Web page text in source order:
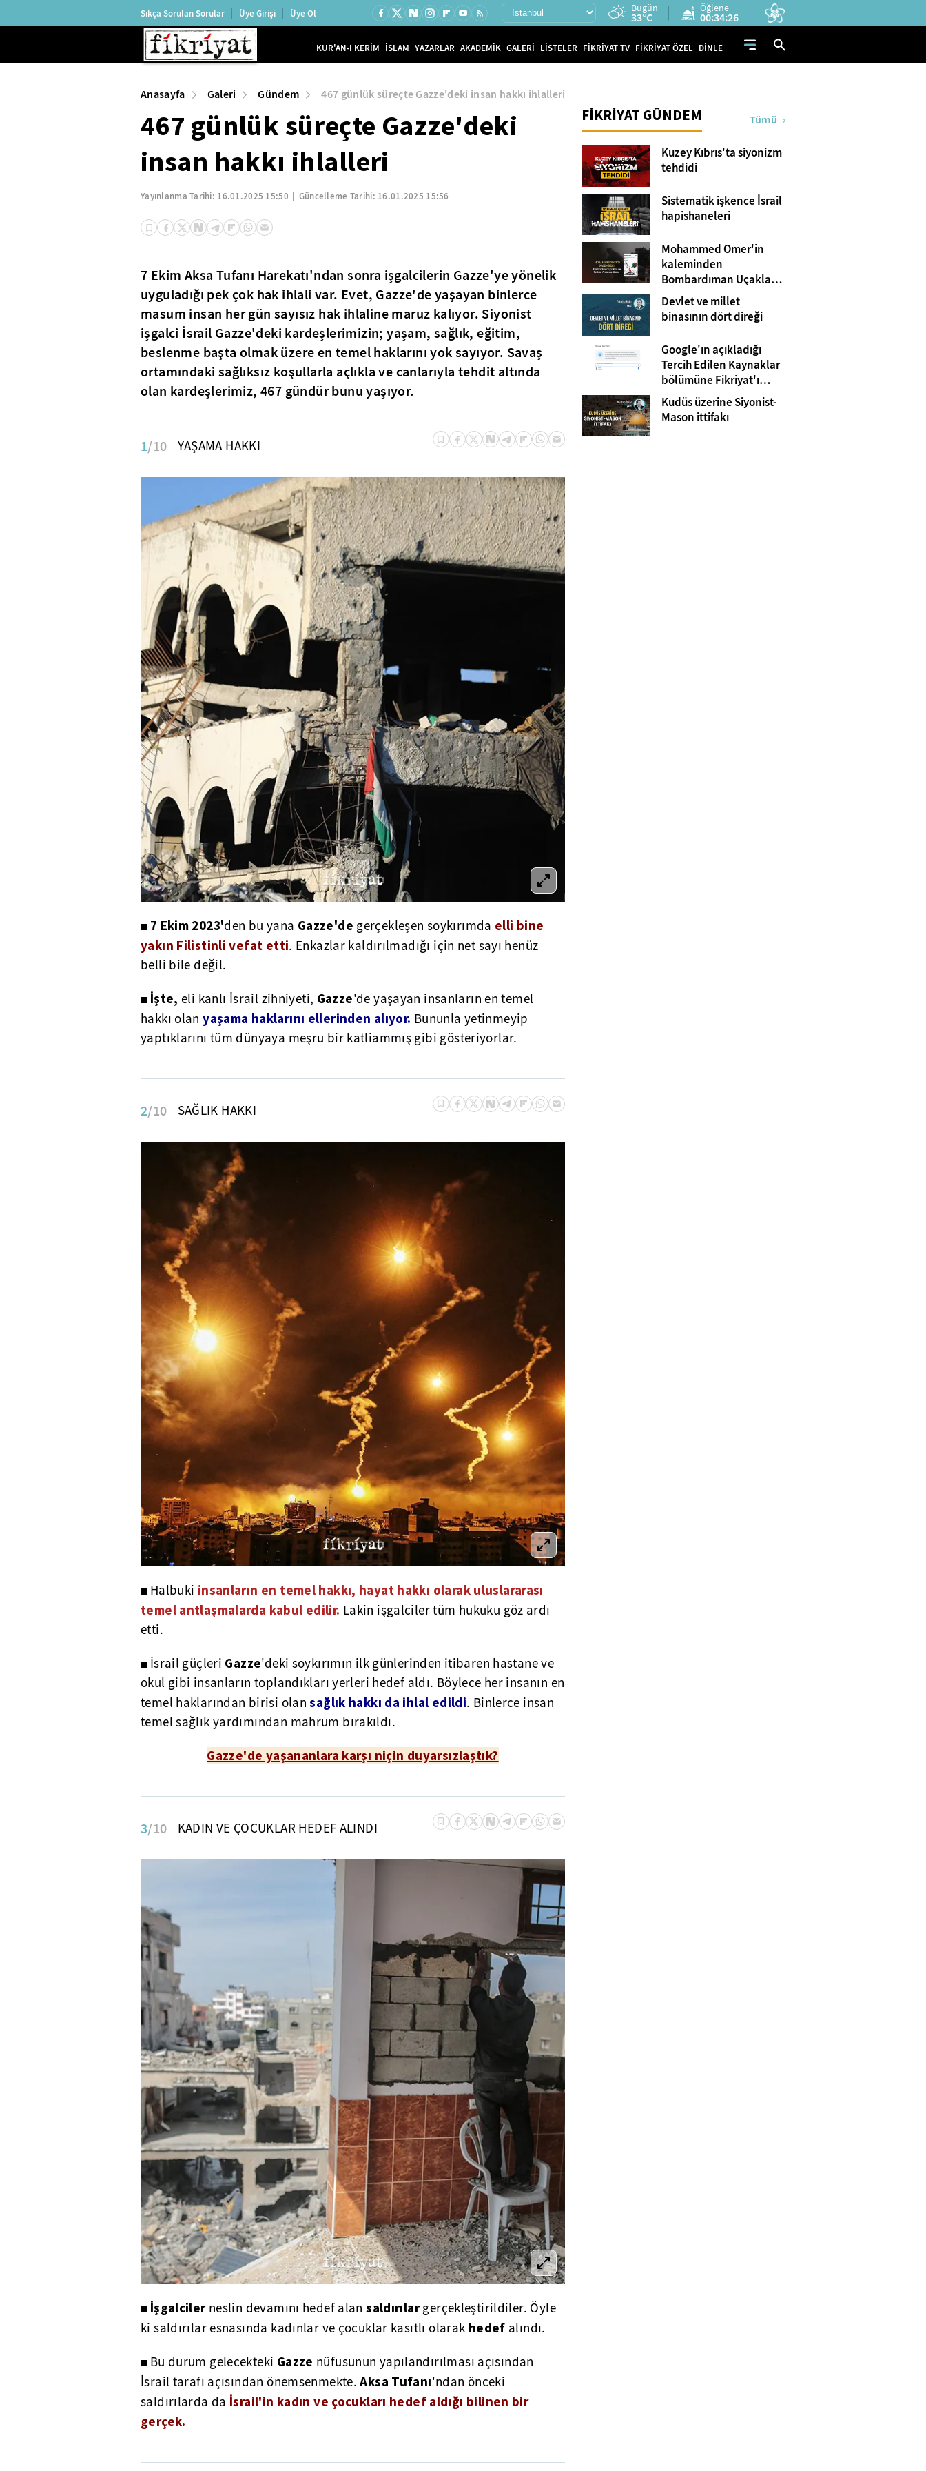
Sıkça Sorulan Sorular Üye Girişi Üye Ol Bugün
33°C
Öğlene
00:34:24
KUR'AN-I KERİM İSLAM YAZARLAR AKADEMİK GALERİ LİSTELER FİKRİYAT TV FİKRİYAT ÖZEL DİNLE
Anasayfa Galeri Gündem 467 günlük süreçte Gazze'deki insan hakkı ihlalleri
467 günlük süreçte Gazze'deki
insan hakkı ihlalleri
Yayınlanma Tarihi: 16.01.2025 15:50 Güncelleme Tarihi: 16.01.2025 15:56
7 Ekim Aksa Tufanı Harekatı'ndan sonra işgalcilerin Gazze'ye yönelik
uyguladığı pek çok hak ihlali var. Evet, Gazze'de yaşayan binlerce
masum insan her gün sayısız hak ihlaline maruz kalıyor. Siyonist
işgalci İsrail Gazze'deki kardeşlerimizin; yaşam, sağlık, eğitim,
beslenme başta olmak üzere en temel haklarını yok sayıyor. Savaş
ortamındaki sağlıksız koşullarla açlıkla ve canlarıyla tehdit altında
olan kardeşlerimiz, 467 gündür bunu yaşıyor.
1/10 YAŞAMA HAKKI
◼ 7 Ekim 2023'den bu yana Gazze'de gerçekleşen soykırımda elli bine
yakın Filistinli vefat etti. Enkazlar kaldırılmadığı için net sayı henüz
belli bile değil.
◼İşte, eli kanlı İsrail zihniyeti, Gazze'de yaşayan insanların en temel
hakkı olan yaşama haklarını ellerinden alıyor. Bununla yetinmeyip
yaptıklarını tüm dünyaya meşru bir katliammış gibi gösteriyorlar.
2/10 SAĞLIK HAKKI
◼ Halbuki insanların en temel hakkı, hayat hakkı olarak uluslararası
temel antlaşmalarda kabul edilir. Lakin işgalciler tüm hukuku göz ardı
etti.
◼ İsrail güçleri Gazze'deki soykırımın ilk günlerinden itibaren hastane ve
okul gibi insanların toplandıkları yerleri hedef aldı. Böylece her insanın en
temel haklarından birisi olansağlık hakkı da ihlal edildi. Binlerce insan
temel sağlık yardımından mahrum bırakıldı.
Gazze'de yaşananlara karşı niçin duyarsızlaştık?
3/10 KADIN VE ÇOCUKLAR HEDEF ALINDI
◼ İşgalciler neslin devamını hedef alansaldırılargerçekleştirildiler. Öyle
ki saldırılar esnasında kadınlar ve çocuklar kasıtlı olarak hedef alındı.
◼ Bu durum gelecekteki Gazze nüfusunun yapılandırılması açısından
İsrail tarafı açısından önemsenmekte. Aksa Tufanı'ndan önceki
saldırılarda da İsrail'in kadın ve çocukları hedef aldığı bilinen bir
gerçek.
FİKRİYAT GÜNDEM Tümü
Kuzey Kıbrıs'ta siyonizm
tehdidi
Sistematik işkence İsrail
hapishaneleri
Mohammed Omer'in
kaleminden
Bombardıman Uçakları
ve Tanklar Arasında
Gazze
Devlet ve millet
binasının dört direği
Google'ın açıkladığı
Tercih Edilen Kaynaklar
bölümüne Fikriyat'ı
eklemeyi unutmayın!
Kudüs üzerine Siyonist-
Mason ittifakı